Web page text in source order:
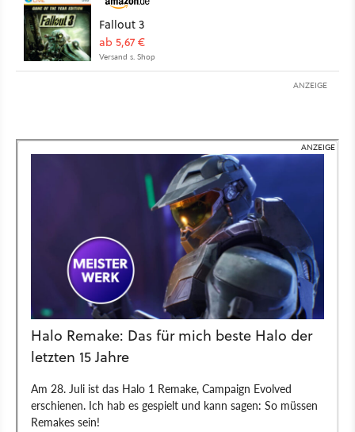
Fallout 3
ab 5,67 €
Versand s. Shop
ANZEIGE